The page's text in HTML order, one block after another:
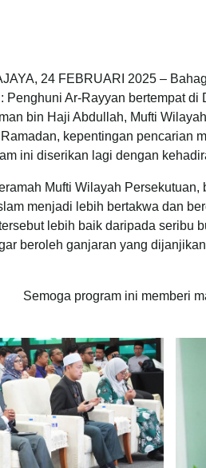
24 FEBRUARI 2025 –
Penghuni Ar-Rayyan bertempat
bin Haji Abdullah, Mufti
kepentingan pencarian
ini diserikan lagi dengan
Mufti Wilayah
menjadi lebih bertakwa dan
lebih baik daripada seribu
beroleh ganjaran yang
Semoga program ini memberi